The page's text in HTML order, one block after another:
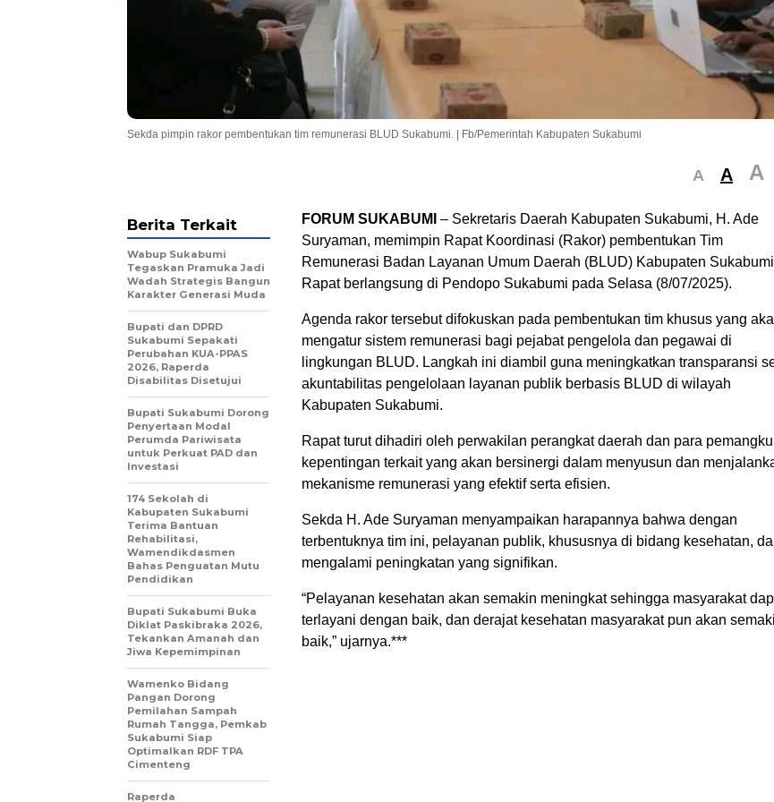
Sekda pimpin rakor pembentukan tim remunerasi BLUD Sukabumi. | Fb/Pemerintah Kabupaten Sukabumi
A A A
FORUM SUKABUMI – Sekretaris Daerah Kabupaten Sukabumi, H. Ade
Suryaman, memimpin Rapat Koordinasi (Rakor) pembentukan Tim
Remunerasi Badan Layanan Umum Daerah (BLUD) Kabupaten
Rapat berlangsung di Pendopo Sukabumi pada Selasa (8/07/2025).
Agenda rakor tersebut difokuskan pada pembentukan tim khusus yang
mengatur sistem remunerasi bagi pejabat pengelola dan pegawai di
lingkungan BLUD. Langkah ini diambil guna meningkatkan transparansi
akuntabilitas pengelolaan layanan publik berbasis BLUD di wilayah
Kabupaten Sukabumi.
Rapat turut dihadiri oleh perwakilan perangkat daerah dan para pemangku
kepentingan terkait yang akan bersinergi dalam menyusun dan
mekanisme remunerasi yang efektif serta efisien.
Sekda H. Ade Suryaman menyampaikan harapannya bahwa dengan
terbentuknya tim ini, pelayanan publik, khususnya di bidang kesehatan,
mengalami peningkatan yang signifikan.
“Pelayanan kesehatan akan semakin meningkat sehingga masyarakat
terlayani dengan baik, dan derajat kesehatan masyarakat pun akan
baik,” ujarnya.***
Berita Terkait
Wabup Sukabumi
Tegaskan Pramuka Jadi
Wadah Strategis Bangun
Karakter Generasi Muda
Bupati dan DPRD
Sukabumi Sepakati
Perubahan KUA-PPAS
2026, Raperda
Disabilitas Disetujui
Bupati Sukabumi Dorong
Penyertaan Modal
Perumda Pariwisata
untuk Perkuat PAD dan
Investasi
174 Sekolah di
Kabupaten Sukabumi
Terima Bantuan
Rehabilitasi,
Wamendikdasmen
Bahas Penguatan Mutu
Pendidikan
Bupati Sukabumi Buka
Diklat Paskibraka 2026,
Tekankan Amanah dan
Jiwa Kepemimpinan
Wamenko Bidang
Pangan Dorong
Pemilahan Sampah
Rumah Tangga, Pemkab
Sukabumi Siap
Optimalkan RDF TPA
Cimenteng
Raperda